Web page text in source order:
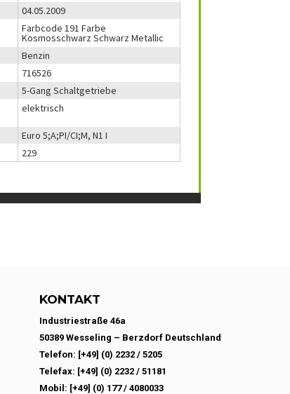
04.05.2009
Farbcode 191 Farbe
Kosmosschwarz Schwarz Metallic
Benzin
716526
5-Gang Schaltgetriebe
elektrisch
Euro 5;A;PI/CI;M, N1 I
229
KONTAKT
Industriestraße 46a
50389 Wesseling – Berzdorf Deutschland
Telefon: [+49] (0) 2232 / 5205
Telefax: [+49] (0) 2232 / 51181
Mobil: [+49] (0) 177 / 4080033